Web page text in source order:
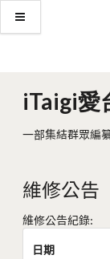
iTaigi愛
一部集結群眾編
維修公告
維修公告紀錄:
日期